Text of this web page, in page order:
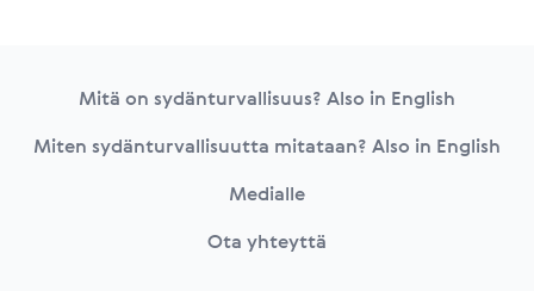
Mitä on sydänturvallisuus? Also in English
Miten sydänturvallisuutta mitataan? Also in English
Medialle
Ota yhteyttä